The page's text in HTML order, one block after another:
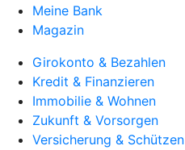
Meine Bank
Magazin
Girokonto & Bezahlen
Kredit & Finanzieren
Immobilie & Wohnen
Zukunft & Vorsorgen
Versicherung & Schützen